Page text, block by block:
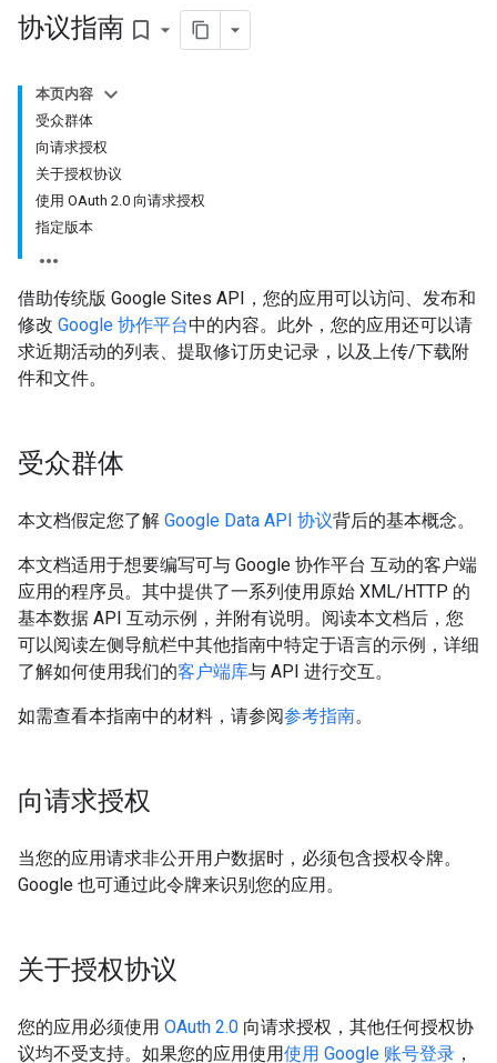
协议指南 bookmark_border
本页内容
受众群体
向请求授权
关于授权协议
使用 OAuth 2.0 向请求授权
指定版本
借助传统版 Google Sites API，您的应用可以访问、发布和
修改 Google 协作平台中的内容。此外，您的应用还可以请
求近期活动的列表、提取修订历史记录，以及上传/下载附
件和文件。
受众群体
本文档假定您了解 Google Data API 协议背后的基本概念。
本文档适用于想要编写可与 Google 协作平台 互动的客户端
应用的程序员。其中提供了一系列使用原始 XML/HTTP 的
基本数据 API 互动示例，并附有说明。阅读本文档后，您
可以阅读左侧导航栏中其他指南中特定于语言的示例，详细
了解如何使用我们的客户端库与 API 进行交互。
如需查看本指南中的材料，请参阅参考指南。
向请求授权
当您的应用请求非公开用户数据时，必须包含授权令牌。
Google 也可通过此令牌来识别您的应用。
关于授权协议
您的应用必须使用 OAuth 2.0 向请求授权，其他任何授权协
议均不受支持。如果您的应用使用使用 Google 账号登录 ，